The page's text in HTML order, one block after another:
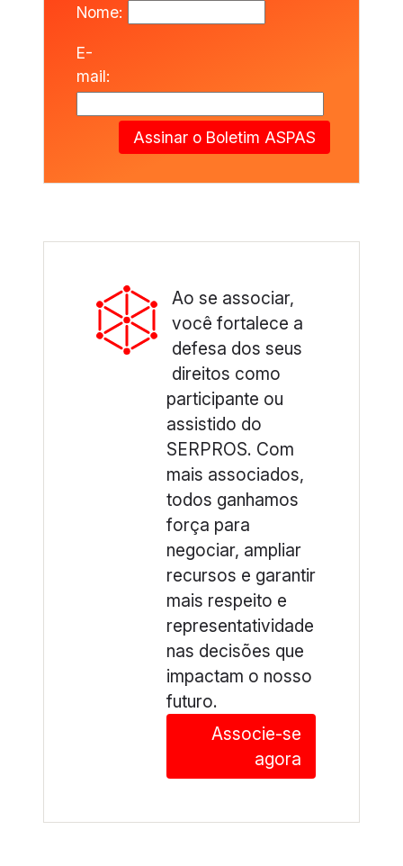
Nome:
E-
mail:
Assinar o Boletim ASPAS
Ao se associar,
você fortalece a
defesa dos seus
direitos como
participante ou
assistido do
SERPROS. Com
mais associados,
todos ganhamos
força para
negociar, ampliar
recursos e garantir
mais respeito e
representatividade
nas decisões que
impactam o nosso
futuro.
Associe-se
agora